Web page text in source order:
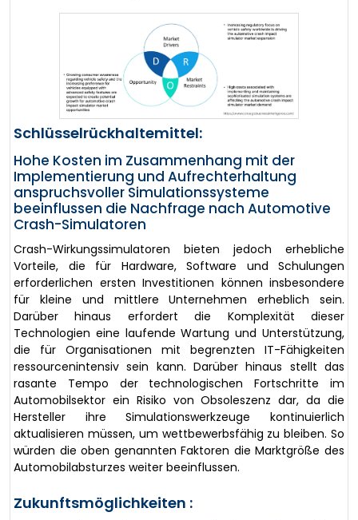
Schlüsselrückhaltemittel:
Hohe Kosten im Zusammenhang mit der
Implementierung und Aufrechterhaltung
anspruchsvoller Simulationssysteme
beeinflussen die Nachfrage nach Automotive
Crash-Simulatoren
Crash-Wirkungssimulatoren bieten jedoch erhebliche
Vorteile, die für Hardware, Software und Schulungen
erforderlichen ersten Investitionen können insbesondere
für kleine und mittlere Unternehmen erheblich sein.
Darüber hinaus erfordert die Komplexität dieser
Technologien eine laufende Wartung und Unterstützung,
die für Organisationen mit begrenzten IT-Fähigkeiten
ressourcenintensiv sein kann. Darüber hinaus stellt das
rasante Tempo der technologischen Fortschritte im
Automobilsektor ein Risiko von Obsoleszenz dar, da die
Hersteller ihre Simulationswerkzeuge kontinuierlich
aktualisieren müssen, um wettbewerbsfähig zu bleiben. So
würden die oben genannten Faktoren die Marktgröße des
Automobilabsturzes weiter beeinflussen.
Zukunftsmöglichkeiten :